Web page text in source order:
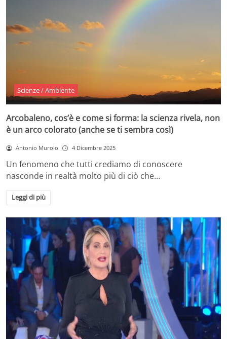
Scienze / Ambiente
Arcobaleno, cos’è e come si forma: la scienza rivela, non
è un arco colorato (anche se ti sembra così)
Antonio Murolo 4 Dicembre 2025
Un fenomeno che tutti crediamo di conoscere
nasconde in realtà molto più di ciò che…
Leggi di più